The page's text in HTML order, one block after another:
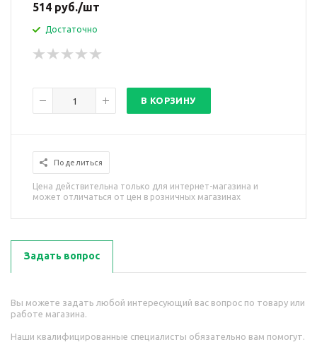
514 руб./шт
Достаточно
В КОРЗИНУ
Поделиться
Цена действительна только для интернет-магазина и
может отличаться от цен в розничных магазинах
Задать вопрос
Вы можете задать любой интересующий вас вопрос по товару или
работе магазина.
Наши квалифицированные специалисты обязательно вам помогут.